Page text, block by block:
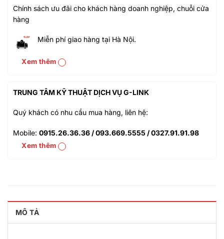
Chính sách ưu đãi cho khách hàng doanh nghiệp, chuỗi cửa
hàng
Miễn phí giao hàng tại Hà Nội.
Giá Ưu đãi
Miễn phí giao hàng 10km tại HH
Đổi mới sản phẩm trong 7 ngày đầu
Xem thêm
TRUNG TÂM KỸ THUẬT DỊCH VỤ G-LINK
Quý khách có nhu cầu mua hàng, liên hệ:
Mobile: 0915.26.36.36 / 093.669.5555 / 0327.91.91.98
vienthongmienbac.com
Xem thêm
MÔ TẢ